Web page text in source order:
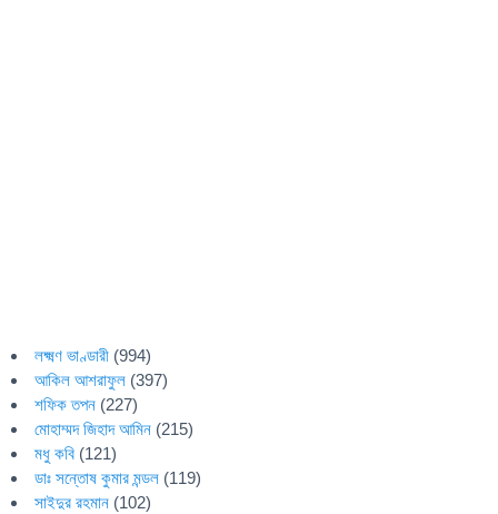
লক্ষ্মণ ভাণ্ডারী (994)
আকিল আশরাফুল (397)
শফিক তপন (227)
মোহাম্মদ জিহাদ আমিন (215)
মধু কবি (121)
ডাঃ সন্তোষ কুমার মন্ডল (119)
সাইদুর রহমান (102)